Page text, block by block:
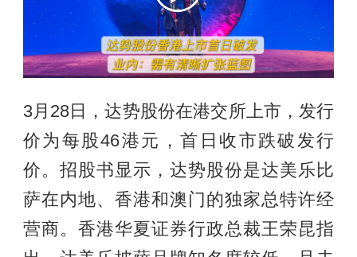
3月28日，达势股份在港交所上市，发行
价为每股46港元，首日收市跌破发行
价。招股书显示，达势股份是达美乐比
萨在内地、香港和澳门的独家总特许经
营商。香港华夏证券行政总裁王荣昆指